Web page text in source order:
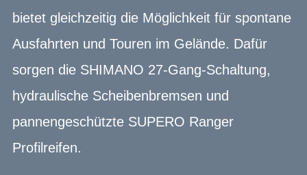
bietet gleichzeitig die Möglichkeit für spontane
Ausfahrten und Touren im Gelände. Dafür
sorgen die SHIMANO 27-Gang-Schaltung,
hydraulische Scheibenbremsen und
pannengeschützte SUPERO Ranger
Profilreifen.